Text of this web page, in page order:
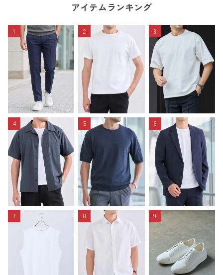
アイテムランキング
1 2 3
4 5 6
7 8 9